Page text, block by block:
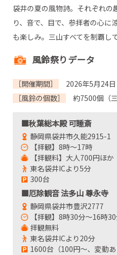
袋井の夏の風物詩。それぞれの
り、音で、目で、参拝者の心に
も楽しみ。三山すべてを制覇し
風鈴祭りデータ
［開催期間］
2026年5月24日
［風鈴の個数］
約7500個（
■秋葉総本殿 可睡斎
静岡県袋井市久能2915-1
【拝観】8時～17時
【拝観料】大人700円ほか
東名袋井ICより5分
300台
■厄除観音 法多山 尊永寺
静岡県袋井市豊沢2777
【拝観】8時30分～16時
拝観無料
東名袋井ICより20分
1600台（100円～、変動あ